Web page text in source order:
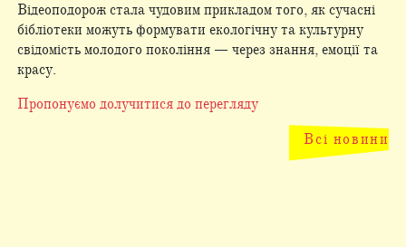
Відеоподорож стала чудовим прикладом того, як сучасні
бібліотеки можуть формувати екологічну та культурну
свідомість молодого покоління — через знання, емоції та
красу.
Пропонуємо долучитися до перегляду
Всі новини